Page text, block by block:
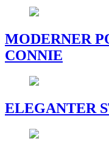
MODERNER
CONNIE
ELEGANTER